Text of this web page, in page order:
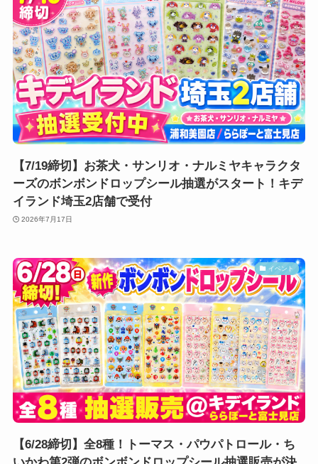
【7/19締切】お茶犬・サンリオ・ナルミヤキャラクタ
ーズのボンボンドロップシール抽選がスタート！キデ
イランド埼玉2店舗で受付
2026年7月17日
イベント
【6/28締切】全8種！トーマス・パウパトロール・ち